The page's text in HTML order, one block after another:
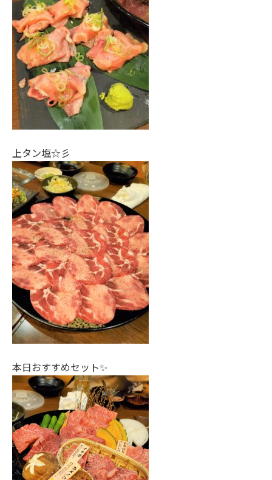
上タン塩☆彡
本日おすすめセット✨